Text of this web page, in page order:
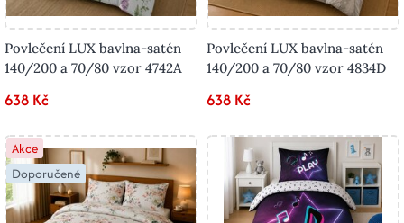
Povlečení LUX bavlna-satén
140/200 a 70/80 vzor 4742A
638 Kč
Povlečení LUX bavlna-satén
140/200 a 70/80 vzor 4834D
638 Kč
Akce
Doporučené